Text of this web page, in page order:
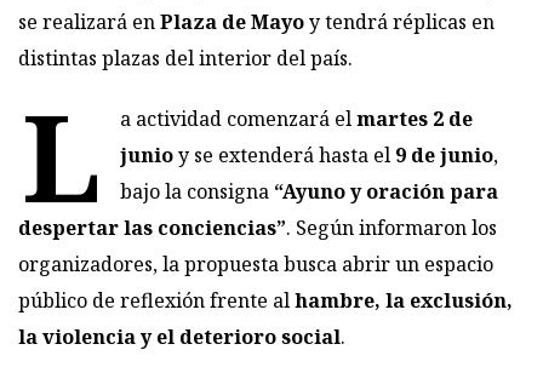
se realizará enPlaza de Mayoy tendrá réplicas en
distintas plazas del interior del país.
L a actividad comenzará elmartes 2 de
junioy se extenderá hasta el 9 de junio,
bajo la consigna “Ayuno y oración para
despertar las conciencias”. Según informaron los
organizadores, la propuesta busca abrir un espacio
público de reflexión frente alhambre, la exclusión,
la violencia y el deterioro social.